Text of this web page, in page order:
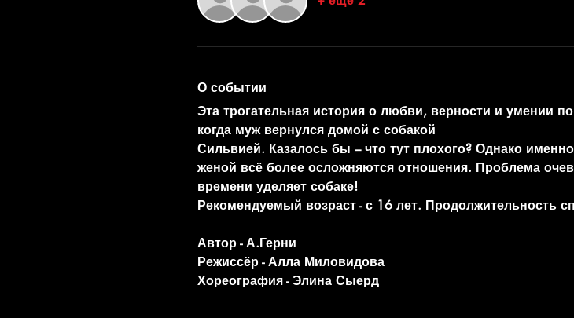
О событии
Эта трогательная история о любви, верности и умении
когда муж вернулся домой с собакой
Сильвией. Казалось бы – что тут плохого? Однако
женой всё более осложняются отношения. Проблема
времени уделяет собаке!
Рекомендуемый возраст - с 16 лет. Продолжительность
Автор - А.Герни
Режиссёр - Алла Миловидова
Хореография - Элина Сыерд